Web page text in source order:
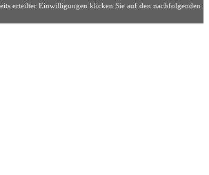
erteilter Einwilligungen klicken Sie auf den nachfolgenden